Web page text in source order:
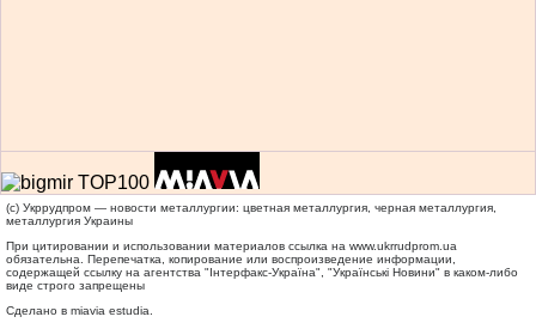
(c) Укррудпром — новости металлургии: цветная металлургия, черная металлургия,
металлургия Украины
При цитировании и использовании материалов ссылка на www.ukrrudprom.ua
обязательна. Перепечатка, копирование или воспроизведение информации,
содержащей ссылку на агентства "Iнтерфакс-Україна", "Українськi Новини" в каком-либо
виде строго запрещены
Сделано в miavia estudia.